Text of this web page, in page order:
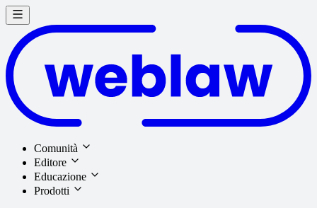
Comunità
Editore
Educazione
Prodotti